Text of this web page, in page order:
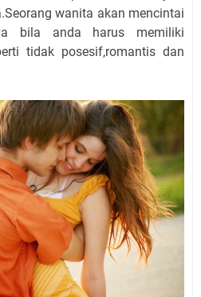
wanita akan mencintai
bila anda harus memiliki
tidak posesif,romantis dan